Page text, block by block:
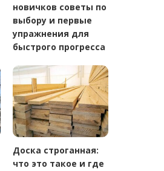
новичков советы по
выбору и первые
упражнения для
быстрого прогресса
Доска строганная:
что это такое и где